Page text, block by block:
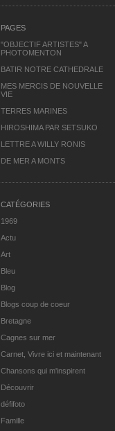
PAGES
"OBJECTIF ARTISTES" A
PHOTOMENTON
BATIR NOTRE CATHEDRALE
MES MERCIS DE NOUVELLE
VIE
TERRES MARINES
HIROSHIMA PAR SETSUKO
LETTRE A WILLY RONIS
DE MER A MONTS
CATÉGORIES
1969
Actu
Art
Bleu
Blog
Blogs coup de coeur
Bretagne
Cagnes sur mer
Carnet, Vivre ici et maintenant
Chansons qui m'inspirent
Découvrir
défifoto
Famille